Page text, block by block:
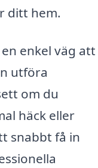
ditt hem.
enkel väg att
utföra
om du
häck eller
snabbt få in